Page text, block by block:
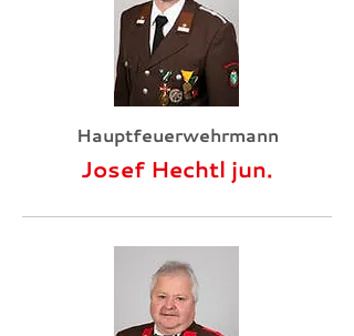
Hauptfeuerwehrmann
Josef Hechtl jun.